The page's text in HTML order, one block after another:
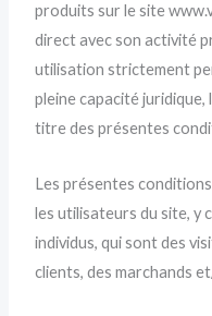
produits sur le site
direct avec son activité
utilisation strictement
pleine capacité juridique,
titre des présentes
Les présentes
les utilisateurs du site, y
individus, qui sont des
clients, des marchands